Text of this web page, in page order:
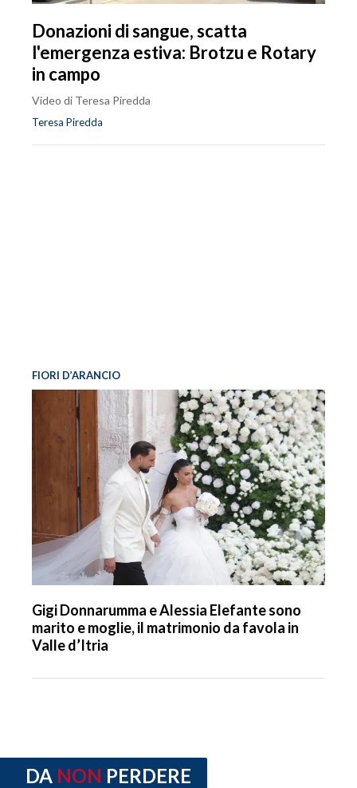
Donazioni di sangue, scatta
l'emergenza estiva: Brotzu e Rotary
in campo
Video di Teresa Piredda
Teresa Piredda
FIORI D’ARANCIO
Gigi Donnarumma e Alessia Elefante sono
marito e moglie, il matrimonio da favola in
Valle d’Itria
DA NON PERDERE